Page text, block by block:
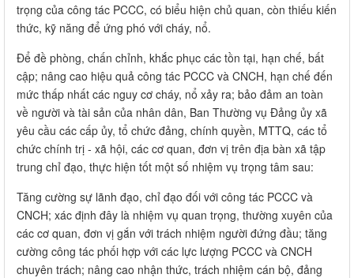
trọng của công tác PCCC, có biểu hiện chủ quan, còn thiếu kiến
thức, kỹ năng để ứng phó với cháy, nổ.
Để đề phòng, chấn chỉnh, khắc phục các tồn tại, hạn chế, bất
cập; nâng cao hiệu quả công tác PCCC và CNCH, hạn chế đến
mức thấp nhất các nguy cơ cháy, nổ xảy ra; bảo đảm an toàn
về người và tài sản của nhân dân, Ban Thường vụ Đảng ủy xã
yêu cầu các cấp ủy, tổ chức đảng, chính quyền, MTTQ, các tổ
chức chính trị - xã hội, các cơ quan, đơn vị trên địa bàn xã tập
trung chỉ đạo, thực hiện tốt một số nhiệm vụ trọng tâm sau:
Tăng cường sự lãnh đạo, chỉ đạo đối với công tác PCCC và
CNCH; xác định đây là nhiệm vụ quan trọng, thường xuyên của
các cơ quan, đơn vị gắn với trách nhiệm người đứng đầu; tăng
cường công tác phối hợp với các lực lượng PCCC và CNCH
chuyên trách; nâng cao nhận thức, trách nhiệm cán bộ, đảng